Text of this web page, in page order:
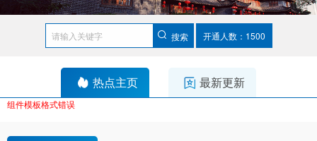
搜索 开通人数：1500
热点主页 最新更新
组件模板格式错误